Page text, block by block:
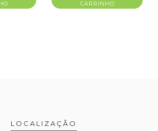
CARRINHO
LOCALIZAÇÃO